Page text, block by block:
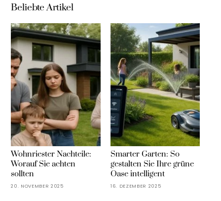
Beliebte Artikel
Wohnriester Nachteile:
Worauf Sie achten
sollten
20. NOVEMBER 2025
Smarter Garten: So
gestalten Sie Ihre grüne
Oase intelligent
16. DEZEMBER 2025